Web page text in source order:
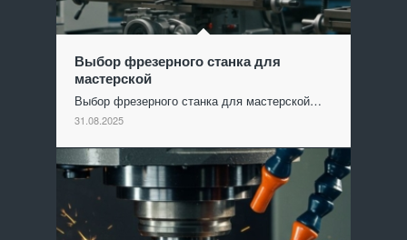
Выбор фрезерного станка для
мастерской
Выбор фрезерного станка для мастерской…
31.08.2025